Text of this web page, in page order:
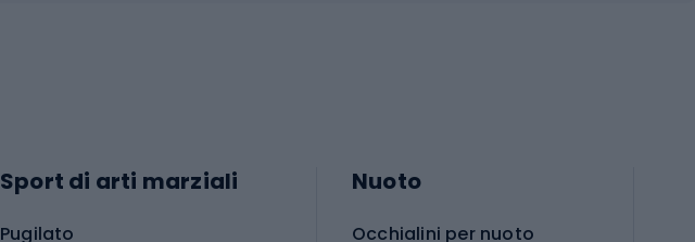
Sport di arti marziali
Pugilato
Nuoto
Occhialini per nuoto